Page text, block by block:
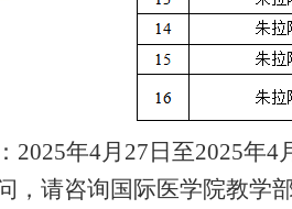
2025年4月 27 日至2025年4
，请咨询国际医学院教学